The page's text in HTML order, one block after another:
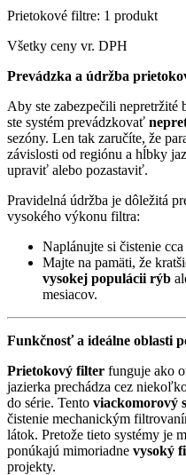
Prietokové filtre: 1 produkt
Všetky ceny vr. DPH
Prevádzka a údržba
Aby ste zabezpečili
ste systém prevádzkovať
sezóny. Len tak zaručíte, že
závislosti od regiónu a hĺbky
upraviť alebo pozastaviť.
Pravidelná údržba je dôležitá
vysokého výkonu filtra:
Naplánujte si čistenie cca
Majte na pamäti, že
vysokej populácii rýb
mesiacov.
Funkčnosť a ideálne oblasti
Prietokový filter funguje ako
jazierka prechádza cez
do série. Tento viackomorový
čistenie mechanickým
látok. Pretože tieto systémy je
ponúkajú mimoriadne vysoký
projekty.